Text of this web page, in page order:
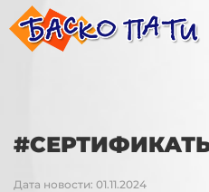
Дата новости: 01.11.2024